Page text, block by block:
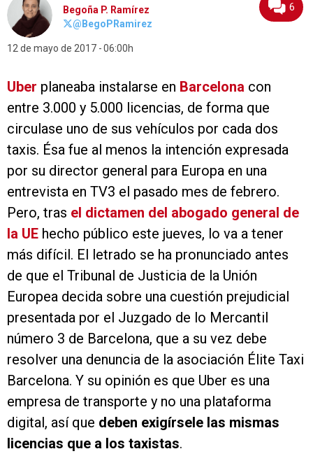
Begoña P. Ramírez
@BegoPRamirez
12 de mayo de 2017 06:00h
6
Uber planeaba instalarse en Barcelona con
entre 3.000 y 5.000 licencias, de forma que
circulase uno de sus vehículos por cada dos
taxis. Ésa fue al menos la intención expresada
por su director general para Europa en una
entrevista en TV3 el pasado mes de febrero.
Pero, tras el dictamen del abogado general de
la UE hecho público este jueves, lo va a tener
más difícil. El letrado se ha pronunciado antes
de que el Tribunal de Justicia de la Unión
Europea decida sobre una cuestión prejudicial
presentada por el Juzgado de lo Mercantil
número 3 de Barcelona, que a su vez debe
resolver una denuncia de la asociación Élite Taxi
Barcelona. Y su opinión es que Uber es una
empresa de transporte y no una plataforma
digital, así que deben exigírsele las mismas
licencias que a los taxistas.